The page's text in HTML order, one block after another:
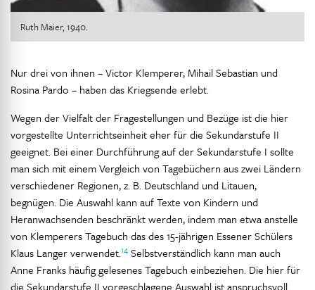
Ruth Maier, 1940.
Nur drei von ihnen – Victor Klemperer, Mihail Sebastian und
Rosina Pardo – haben das Kriegsende erlebt.
Wegen der Vielfalt der Fragestellungen und Bezüge ist die hier
vorgestellte Unterrichtseinheit eher für die Sekundarstufe II
geeignet. Bei einer Durchführung auf der Sekundarstufe I sollte
man sich mit einem Vergleich von Tagebüchern aus zwei Ländern
verschiedener Regionen, z. B. Deutschland und Litauen,
begnügen. Die Auswahl kann auf Texte von Kindern und
Heranwachsenden beschränkt werden, indem man etwa anstelle
von Klemperers Tagebuch das des 15-jährigen Essener Schülers
Klaus Langer verwendet.14 Selbstverständlich kann man auch
Anne Franks häufig gelesenes Tagebuch einbeziehen. Die hier für
die Sekundarstufe II vorgeschlagene Auswahl ist anspruchsvoll